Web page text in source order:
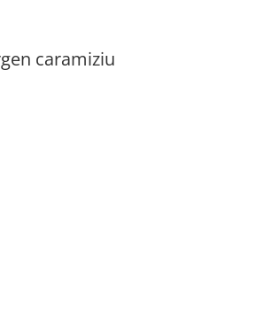
caramiziu